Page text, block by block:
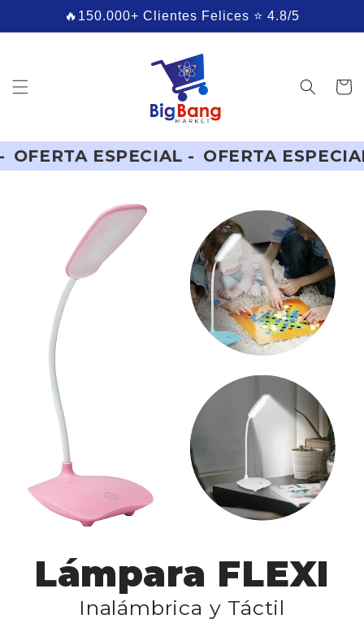
directamente
al contenido
🔥150.000+ Clientes Felices ⭐ 4.8/5
Carrito
- OFERTA ESPECIAL - OFERTA
Lámpara FLEXI
Inalámbrica y Táctil